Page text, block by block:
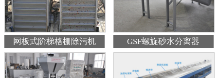
网板式阶梯格栅除污机 GSF螺旋砂水分离器